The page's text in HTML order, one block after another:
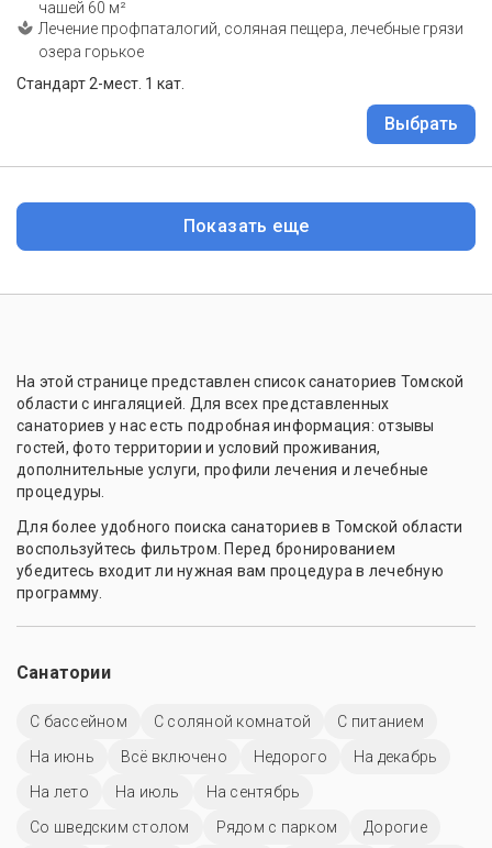
чашей 60 м²
Лечение профпаталогий, соляная пещера, лечебные грязи
озера горькое
Стандарт 2-мест. 1 кат.
Выбрать
Показать еще
На этой странице представлен список санаториев Томской
области с ингаляцией. Для всех представленных
санаториев у нас есть подробная информация: отзывы
гостей, фото территории и условий проживания,
дополнительные услуги, профили лечения и лечебные
процедуры.
Для более удобного поиска санаториев в Томской области
воспользуйтесь фильтром. Перед бронированием
убедитесь входит ли нужная вам процедура в лечебную
программу.
Санатории
C бассейном С соляной комнатой
С питанием
На июнь
Всё включено Недорого
На декабрь
На лето
На июль
На сентябрь
Со шведским столом
Рядом с парком
Дорогие